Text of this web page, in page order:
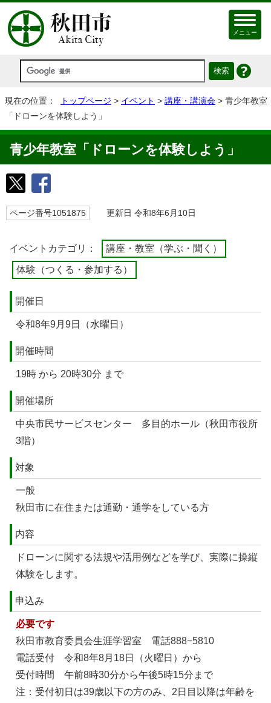
メニュー
現在の位置： トップページ > イベント > 講座・講演会 > 青少年教室
「ドローンを体験しよう」
青少年教室「ドローンを体験しよう」
ページ番号1051875 更新日 令和8年6月10日
イベントカテゴリ： 講座・教室（学ぶ・聞く）
体験（つくる・参加する）
開催日
令和8年9月9日（水曜日）
開催時間
19時 から 20時30分 まで
開催場所
中央市民サービスセンター 多目的ホール（秋田市役所
3階）
対象
一般
秋田市に在住または通勤・通学をしている方
内容
ドローンに関する法規や活用例などを学び、実際に操縦
体験をします。
申込み
必要です
秋田市教育委員会生涯学習室 電話888−5810
電話受付 令和8年8月18日（火曜日）から
受付時間 午前8時30分から午後5時15分まで
注：受付初日は39歳以下の方のみ、2日目以降は年齢を